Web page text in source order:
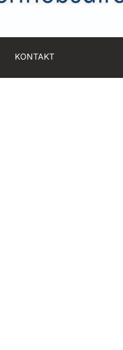
KONTAKT